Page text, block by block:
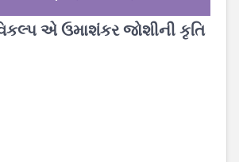
એ ઉમાશંકર જોશીની કૃતિ